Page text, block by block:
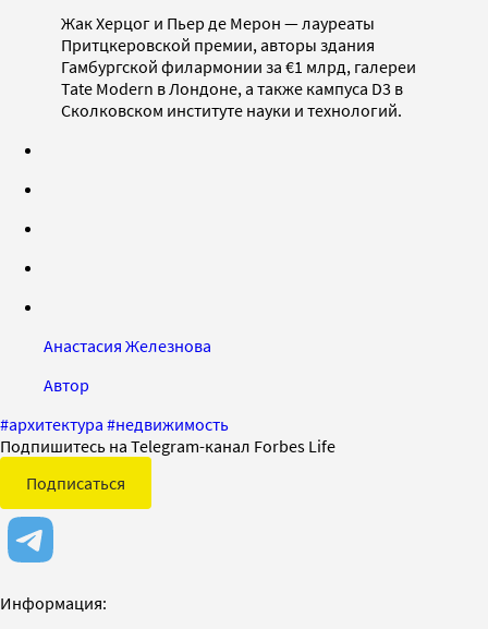
Жак Херцог и Пьер де Мерон — лауреаты
Притцкеровской премии, авторы здания
Гамбургской филармонии за €1 млрд, галереи
Tate Modern в Лондоне, а также кампуса D3 в
Сколковском институте науки и технологий.
Анастасия Железнова
Автор
#архитектура #недвижимость
Подпишитесь на Telegram-канал Forbes Life
Подписаться
Информация: